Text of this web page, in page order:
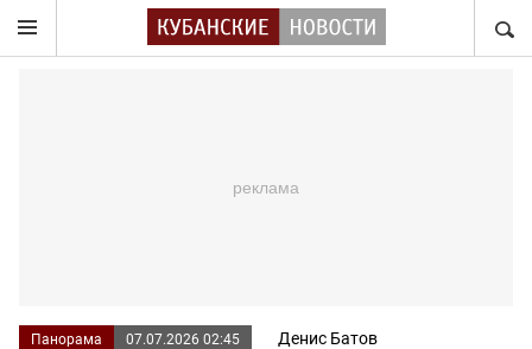
Панорама 07.07.2026 02:45 Денис Батов